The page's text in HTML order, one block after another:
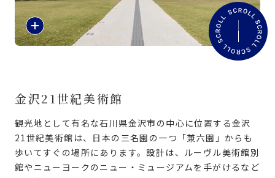
閉じる 紹
介
文
を
金沢21世紀美術館
観光地として有名な石川県金沢市の中心に位置する金沢
21世紀美術館は、日本の三名園の一つ「兼六園」からも
歩いてすぐの場所にあります。設計は、ルーヴル美術館別
館やニューヨークのニュー・ミュージアムを手がけるなど